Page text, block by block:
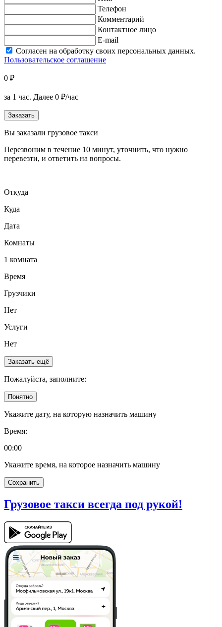
Телефон
Комментарий
Контактное лицо
E-mail
Согласен на обработку своих персональных данных.
Пользовательское соглашение
0 ₽
за 1 час. Далее 0 ₽/час
Заказать
Вы заказали грузовое такси
Перезвоним в течение 10 минут, уточнить, что нужно
перевезти, и ответить на вопросы.
Откуда
Куда
Дата
Комнаты
1 комната
Время
Грузчики
Нет
Услуги
Нет
Заказать ещё
Пожалуйста, заполните:
Понятно
Укажите дату, на которую назначить машину
Время:
00:00
Укажите время, на которое назначить машину
Сохранить
Грузовое такси всегда под рукой!